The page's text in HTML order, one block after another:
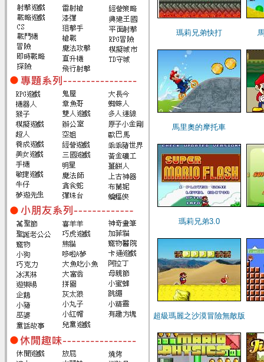
瑪莉兄弟快打
馬里奧的摩托車
瑪莉兄弟3.0
超級瑪麗之沙漠冒險無敵版